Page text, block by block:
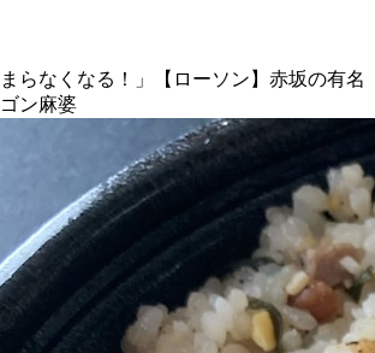
らなくなる！」【ローソン】赤坂の有名
ン麻婆